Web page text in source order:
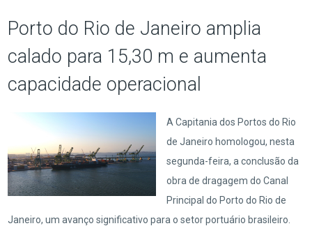
Porto do Rio de Janeiro amplia
calado para 15,30 m e aumenta
capacidade operacional
A Capitania dos Portos do Rio
de Janeiro homologou, nesta
segunda-feira, a conclusão da
obra de dragagem do Canal
Principal do Porto do Rio de
Janeiro, um avanço significativo para o setor portuário brasileiro.